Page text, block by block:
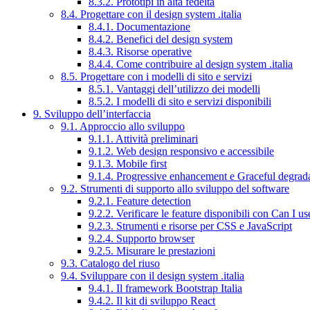
8.4. Progettare con il design system .italia
8.4.1. Documentazione
8.4.2. Benefici del design system
8.4.3. Risorse operative
8.4.4. Come contribuire al design system .italia
8.5. Progettare con i modelli di sito e servizi
8.5.1. Vantaggi dell’utilizzo dei modelli
8.5.2. I modelli di sito e servizi disponibili
9. Sviluppo dell’interfaccia
9.1. Approccio allo sviluppo
9.1.1. Attività preliminari
9.1.2. Web design responsivo e accessibile
9.1.3. Mobile first
9.1.4. Progressive enhancement e Graceful
9.2. Strumenti di supporto allo sviluppo del software
9.2.1. Feature detection
9.2.2. Verificare le feature disponibili con Can I
9.2.3. Strumenti e risorse per CSS e JavaScript
9.2.4. Supporto browser
9.2.5. Misurare le prestazioni
9.3. Catalogo del riuso
9.4. Sviluppare con il design system .italia
9.4.1. Il framework Bootstrap Italia
9.4.2. Il kit di sviluppo React